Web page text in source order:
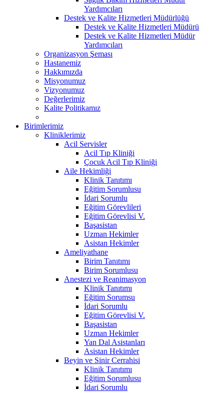
Yardımcıları
Destek ve Kalite Hizmetleri Müdürlüğü
Destek ve Kalite Hizmetleri Müdürü
Destek ve Kalite Hizmetleri Müdür
Yardımcıları
Organizasyon Şeması
Hastanemiz
Hakkımızda
Misyonumuz
Vizyonumuz
Değerlerimiz
Kalite Politikamız
Birimlerimiz
Kliniklerimiz
Acil Servisler
Acil Tıp Kliniği
Çocuk Acil Tıp Kliniği
Aile Hekimliği
Klinik Tanıtımı
Eğitim Sorumlusu
İdari Sorumlu
Eğitim Görevlileri
Eğitim Görevlisi V.
Başasistan
Uzman Hekimler
Asistan Hekimler
Ameliyathane
Birim Tanıtımı
Birim Sorumlusu
Anestezi ve Reanimasyon
Klinik Tanıtımı
Eğitim Sorumsu
İdari Sorumlu
Eğitim Görevlisi V.
Başasistan
Uzman Hekimler
Yan Dal Asistanları
Asistan Hekimler
Beyin ve Sinir Cerrahisi
Klinik Tanıtımı
Eğitim Sorumlusu
İdari Sorumlu